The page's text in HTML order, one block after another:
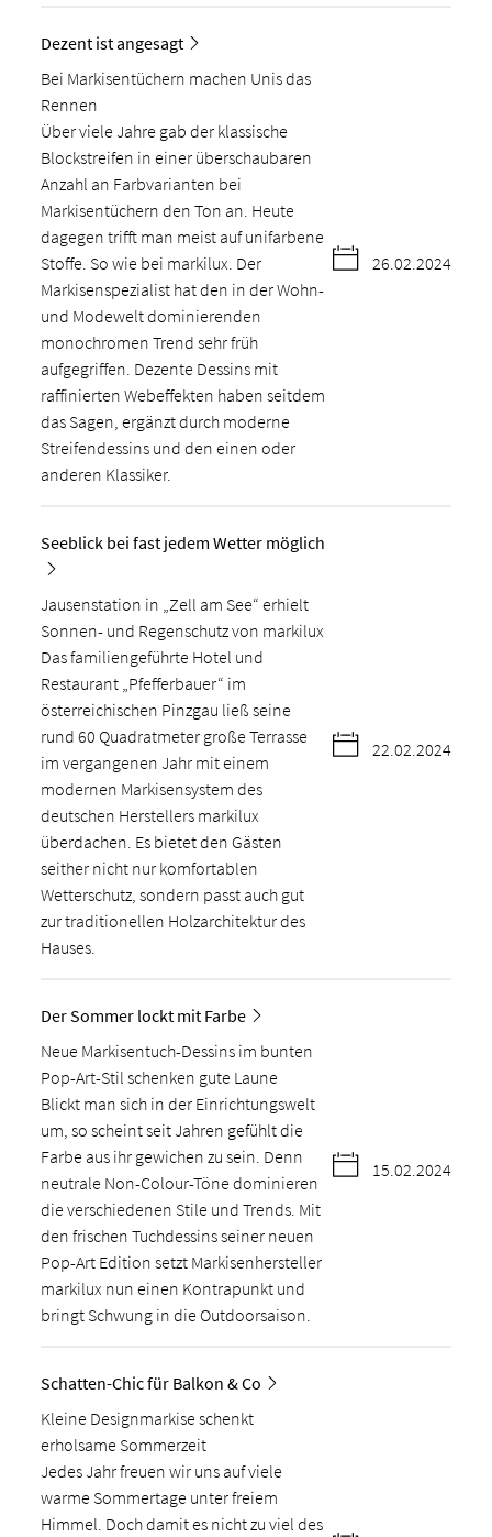
Dezent ist angesagt
Bei Markisentüchern machen Unis das
Rennen
Über viele Jahre gab der klassische
Blockstreifen in einer überschaubaren
Anzahl an Farbvarianten bei
Markisentüchern den Ton an. Heute
dagegen trifft man meist auf unifarbene
Stoffe. So wie bei markilux. Der
Markisenspezialist hat den in der Wohn-
und Modewelt dominierenden
monochromen Trend sehr früh
aufgegriffen. Dezente Dessins mit
raffinierten Webeffekten haben seitdem
das Sagen, ergänzt durch moderne
Streifendessins und den einen oder
anderen Klassiker.
26.02.2024
Seeblick bei fast jedem Wetter möglich
Jausenstation in „Zell am See“ erhielt
Sonnen- und Regenschutz von markilux
Das familiengeführte Hotel und
Restaurant „Pfefferbauer“ im
österreichischen Pinzgau ließ seine
rund 60 Quadratmeter große Terrasse
im vergangenen Jahr mit einem
modernen Markisensystem des
deutschen Herstellers markilux
überdachen. Es bietet den Gästen
seither nicht nur komfortablen
Wetterschutz, sondern passt auch gut
zur traditionellen Holzarchitektur des
Hauses.
22.02.2024
Der Sommer lockt mit Farbe
Neue Markisentuch-Dessins im bunten
Pop-Art-Stil schenken gute Laune
Blickt man sich in der Einrichtungswelt
um, so scheint seit Jahren gefühlt die
Farbe aus ihr gewichen zu sein. Denn
neutrale Non-Colour-Töne dominieren
die verschiedenen Stile und Trends. Mit
den frischen Tuchdessins seiner neuen
Pop-Art Edition setzt Markisenhersteller
markilux nun einen Kontrapunkt und
bringt Schwung in die Outdoorsaison.
15.02.2024
Schatten-Chic für Balkon & Co
Kleine Designmarkise schenkt
erholsame Sommerzeit
Jedes Jahr freuen wir uns auf viele
warme Sommertage unter freiem
Himmel. Doch damit es nicht zu viel des